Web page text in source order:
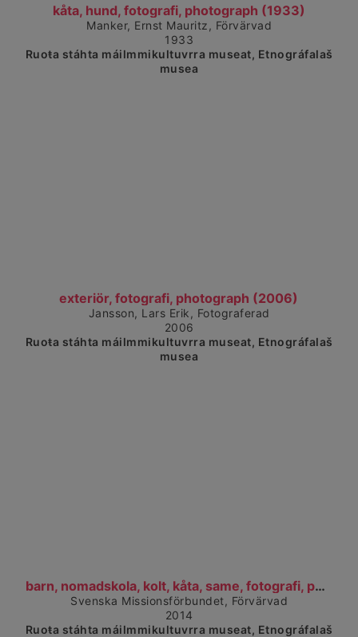
kåta, hund, fotografi, photograph (1933)
Čájet dárkkes dieđuid
Manker, Ernst Mauritz, Förvärvad
1933
Ruoŧa stáhta máilmmikultuvrra museat, Etnográfalaš
musea
exteriör, fotografi, photograph (2006)
Čájet dárkkes dieđuid
Jansson, Lars Erik, Fotograferad
2006
Ruoŧa stáhta máilmmikultuvrra museat, Etnográfalaš
musea
barn, nomadskola, kolt, kåta, same, fotografi, pho...
Čájet dárkkes dieđuid
Svenska Missionsförbundet, Förvärvad
2014
Ruoŧa stáhta máilmmikultuvrra museat, Etnográfalaš